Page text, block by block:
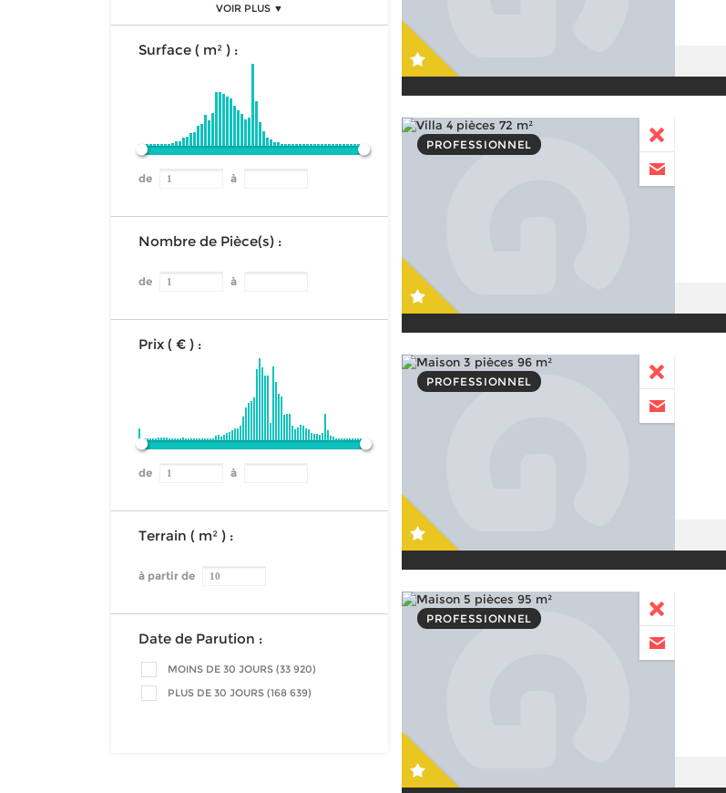
VOIR PLUS ▼
Surface ( m² ) :
de à
Nombre de Pièce(s) :
de à
Prix ( € ) :
de à
Terrain ( m² ) :
à partir de
Date de Parution :
MOINS DE 30 JOURS (33 920)
PLUS DE 30 JOURS (168 639)
PROFESSIONNEL
PROFESSIONNEL
PROFESSIONNEL